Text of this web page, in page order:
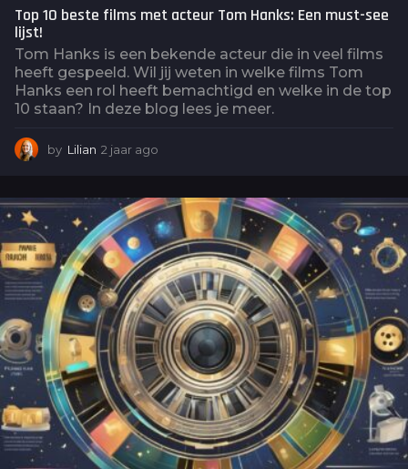
Top 10 beste films met acteur Tom Hanks: Een must-see
lijst!
Tom Hanks is een bekende acteur die in veel films
heeft gespeeld. Wil jij weten in welke films Tom
Hanks een rol heeft bemachtigd en welke in de top
10 staan? In deze blog lees je meer.
by Lilian 2 jaar ago
a
r
a
g
o